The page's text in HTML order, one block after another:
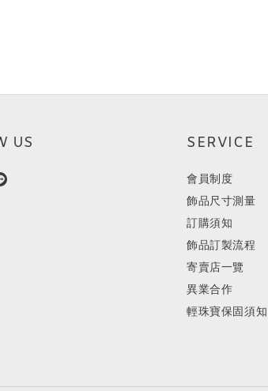
US SERVICE
會員制度
飾品尺寸測量
訂購須知
飾品訂製流程
寄賣店一覽
異業合作
輕珠寶保固須知